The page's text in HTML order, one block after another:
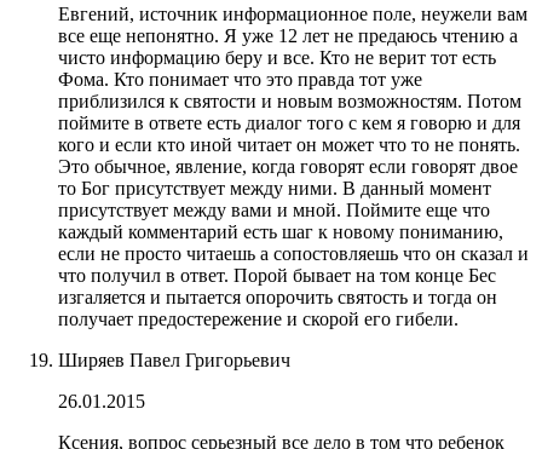
Евгений, источник информационное поле, неужели вам
все еще непонятно. Я уже 12 лет не предаюсь чтению а
чисто информацию беру и все. Кто не верит тот есть
Фома. Кто понимает что это правда тот уже
приблизился к святости и новым возможностям. Потом
поймите в ответе есть диалог того с кем я говорю и для
кого и если кто иной читает он может что то не понять.
Это обычное, явление, когда говорят если говорят двое
то Бог присутствует между ними. В данный момент
присутствует между вами и мной. Поймите еще что
каждый комментарий есть шаг к новому пониманию,
если не просто читаешь а сопостовляешь что он сказал и
что получил в ответ. Порой бывает на том конце Бес
изгаляется и пытается опорочить святость и тогда он
получает предостережение и скорой его гибели.
Ширяев Павел Григорьевич
26.01.2015
Ксения, вопрос серьезный все дело в том что ребенок